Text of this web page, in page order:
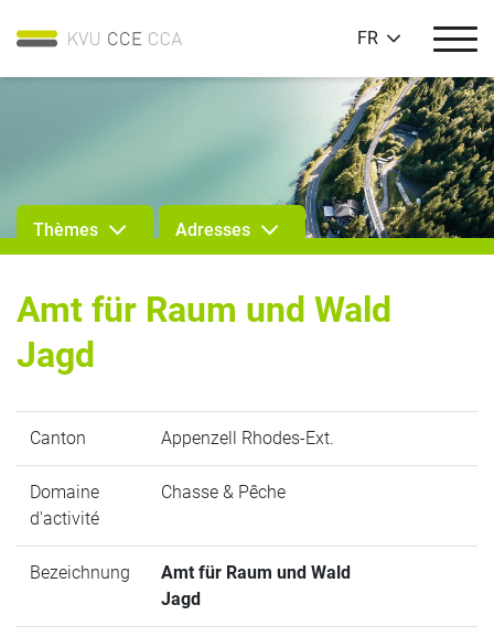
FR
Thèmes Adresses
Amt für Raum und Wald
Jagd
Canton Appenzell Rhodes-Ext.
Domaine
d'activité
Chasse & Pêche
Bezeichnung
Amt für Raum und Wald
Jagd